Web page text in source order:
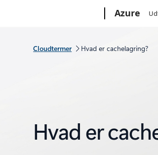
Azure
Cloudtermer Hvad er cachelagring?
Hvad er